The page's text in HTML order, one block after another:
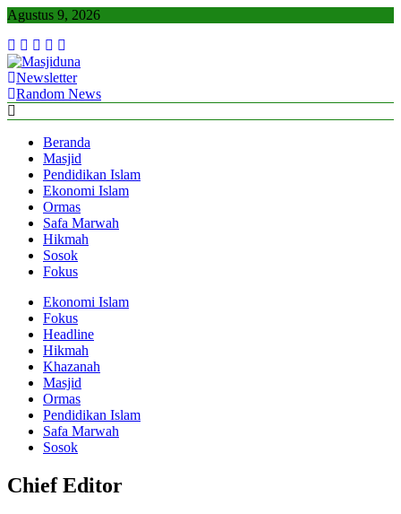
Skip
content
Agustus 9, 2026
Masjiduna
Referensi Berita Islam Indonesia
Newsletter
Random News
Beranda
Masjid
Pendidikan Islam
Ekonomi Islam
Ormas
Safa Marwah
Hikmah
Sosok
Fokus
Ekonomi Islam
Fokus
Headline
Hikmah
Khazanah
Masjid
Ormas
Pendidikan Islam
Safa Marwah
Sosok
Chief Editor